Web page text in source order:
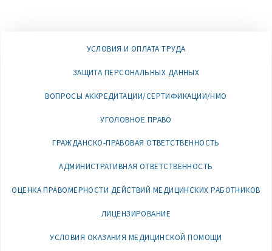
УСЛОВИЯ И ОПЛАТА ТРУДА
ЗАЩИТА ПЕРСОНАЛЬНЫХ ДАННЫХ
ВОПРОСЫ АККРЕДИТАЦИИ/СЕРТИФИКАЦИИ/НМО
УГОЛОВНОЕ ПРАВО
ГРАЖДАНСКО-ПРАВОВАЯ ОТВЕТСТВЕННОСТЬ
АДМИНИСТРАТИВНАЯ ОТВЕТСТВЕННОСТЬ
ОЦЕНКА ПРАВОМЕРНОСТИ ДЕЙСТВИЙ МЕДИЦИНСКИХ РАБОТНИКОВ
ЛИЦЕНЗИРОВАНИЕ
УСЛОВИЯ ОКАЗАНИЯ МЕДИЦИНСКОЙ ПОМОЩИ